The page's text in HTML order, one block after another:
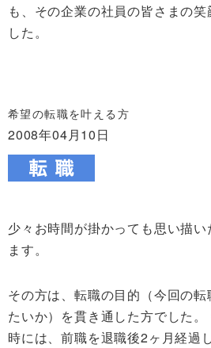
も、その企業の社員の皆さまの
した。
希望の転職を叶える方
2008年04月10日
少々お時間が掛かっても思い描
ます。
その方は、転職の目的（今回の
たいか）を貫き通した方でした。
時には、前職を退職後2ヶ月経過